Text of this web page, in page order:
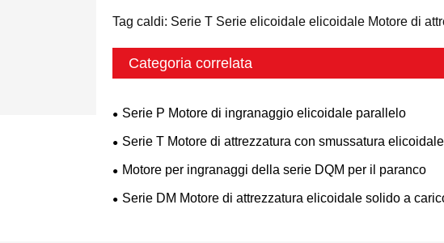
Tag caldi: Serie T Serie elicoidale elicoidale Motore di
Categoria correlata
Serie P Motore di ingranaggio elicoidale parallelo
Serie T Motore di attrezzatura con smussatura elicoidale
Motore per ingranaggi della serie DQM per il paranco
Serie DM Motore di attrezzatura elicoidale solido a